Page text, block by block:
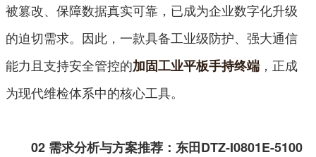
被篡改、保障数据真实可靠，已成为企业数字化升级
的迫切需求。因此，一款具备工业级防护、强大通信
能力且支持安全管控的加固工业平板手持终端 ，正成
为现代维检体系中的核心工具。
02 需求分析与方案推荐：东田DTZ-I0801E-5100